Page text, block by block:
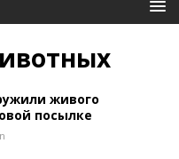
живого
посылке